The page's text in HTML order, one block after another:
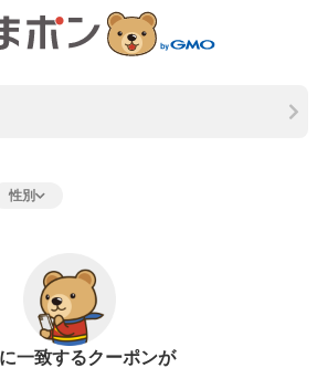
性別
一致するクーポンが